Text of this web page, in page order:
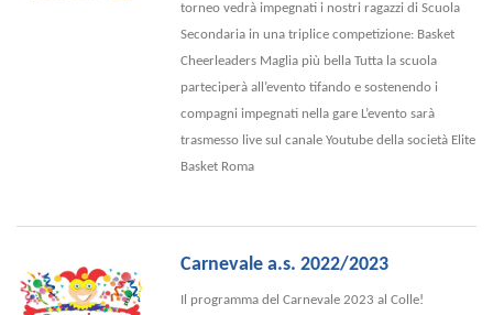
torneo vedrà impegnati i nostri ragazzi di Scuola
Secondaria in una triplice competizione: Basket
Cheerleaders Maglia più bella Tutta la scuola
parteciperà all’evento tifando e sostenendo i
compagni impegnati nella gare L’evento sarà
trasmesso live sul canale Youtube della società Elite
Basket Roma
Carnevale a.s. 2022/2023
Il programma del Carnevale 2023 al Colle!